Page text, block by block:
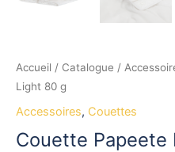
Accueil / Catalogue /
Light 80 g
Accessoires, Couettes
Couette Papeete